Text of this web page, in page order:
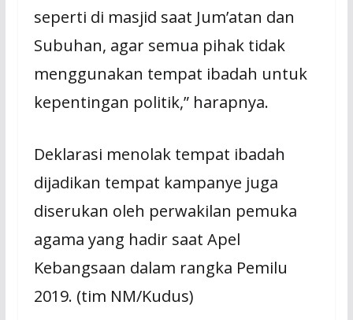
seperti di masjid saat Jum’atan dan
Subuhan, agar semua pihak tidak
menggunakan tempat ibadah untuk
kepentingan politik,” harapnya.
Deklarasi menolak tempat ibadah
dijadikan tempat kampanye juga
diserukan oleh perwakilan pemuka
agama yang hadir saat Apel
Kebangsaan dalam rangka Pemilu
2019. (tim NM/Kudus)